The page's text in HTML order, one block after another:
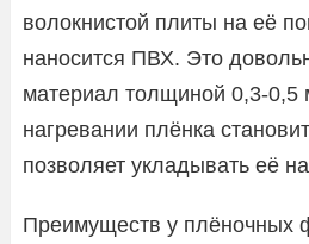
волокнистой плиты на её
наносится ПВХ. Это
материал толщиной 0,3-0,5
нагревании плёнка
позволяет укладывать её
Преимуществ у плёночных